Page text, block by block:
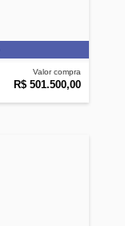
Valor compra
R$ 501.500,00